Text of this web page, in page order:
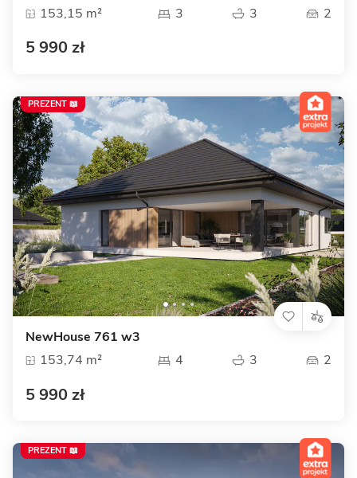
153,15 m²
3 3 2
5 990 zł
NewHouse 761 w3
153,74 m²
4 3 2
5 990 zł
PREZENT 📖
PREZENT 📖